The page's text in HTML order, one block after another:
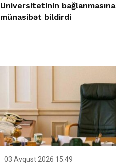
Universitetinin bağlanmasına
münasibət bildirdi
03 Avqust 2026 15:49